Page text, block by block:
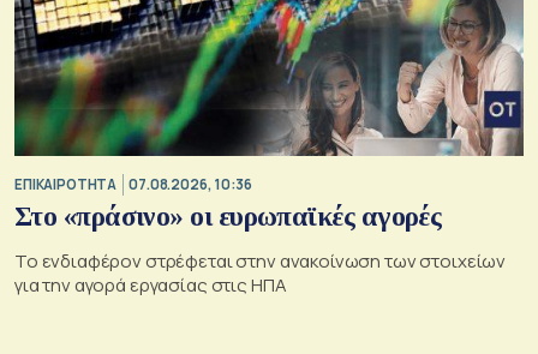
ΕΠΙΚΑΙΡΟΤΗΤΑ 07.08.2026, 10:36
Στο «πράσινο» οι ευρωπαϊκές αγορές
Το ενδιαφέρον στρέφεται στην ανακοίνωση των στοιχείων
για την αγορά εργασίας στις ΗΠΑ